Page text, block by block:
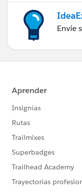
Envíe